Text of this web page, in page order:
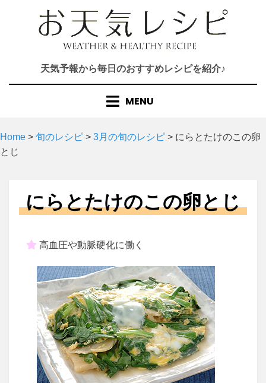
天気予報から毎日のおすすめレシピを紹介♪
MENU
Home > 旬のレシピ > 3月の旬のレシピ > にらとたけのこの卵
とじ
にらとたけのこの卵とじ
高血圧や動脈硬化に働く